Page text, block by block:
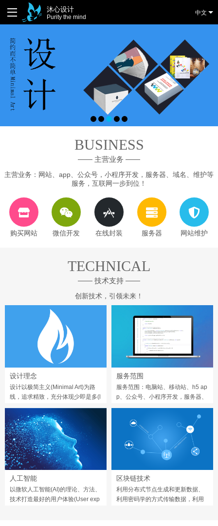
沐心设计
Purity the mind
中文
BUSINESS
—— 主营业务 ——
主营业务：网站、app、公众号，小程序开发，服务器、域名、维护等
服务，互联网一步到位！
购买网站 微信开发 在线封装 服务器 网站维护
TECHNICAL
—— 技术支持 ——
创新技术，引领未来！
设计理念
设计以极简主义(Minimal Art)为路
线，追求精致，充分体现少即是多(l
服务范围
服务范围：电脑站、移动站、h5 ap
p、公众号、小程序开发，服务器、
人工智能
以微软人工智能(AI)的理论、方法、
技术打造最好的用户体验(User exp
区块链技术
利用分布式节点生成和更新数据、
利用密码学的方式传输数据，利用